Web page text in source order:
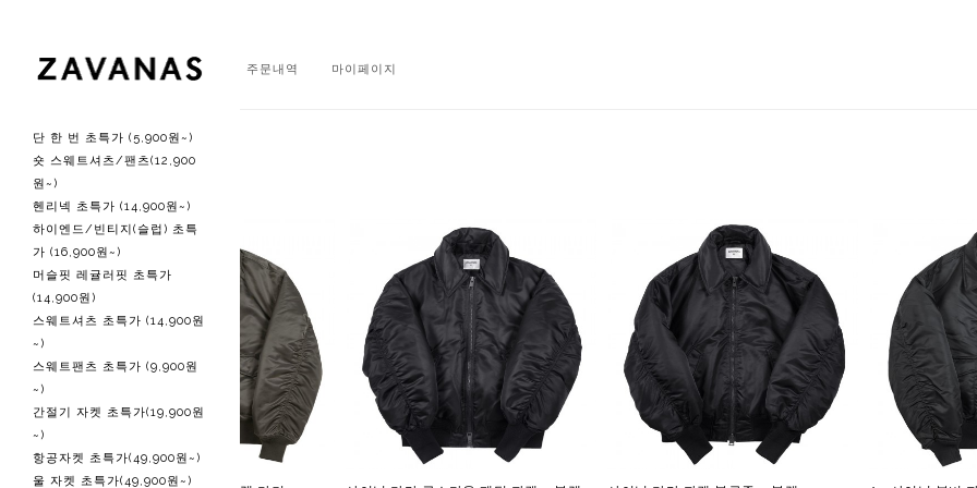
회원가입 로그인 주문내역 마이페이지
단 한 번 초특가 (5,900원~)
숏 스웨트셔츠/팬츠(12,900
원~)
헨리넥 초특가 (14,900원~)
하이엔드/빈티지(슬럽) 초특
가 (16,900원~)
머슬핏 레귤러핏 초특가
(14,900원)
스웨트셔츠 초특가 (14,900원
~)
스웨트팬츠 초특가 (9,900원
~)
간절기 자켓 초특가(19,900원
~)
항공자켓 초특가(49,900원~)
울 자켓 초특가(49,900원~)
주간 베스트